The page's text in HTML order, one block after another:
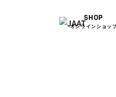
SHOP
オンラインショッ